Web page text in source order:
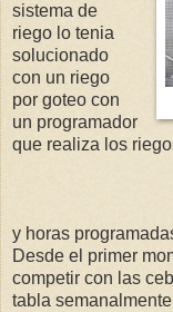
sistema de
riego lo tenia
solucionado
con un riego
por goteo con
un programador
que realiza los
y horas
Desde el primer
competir con las
tabla